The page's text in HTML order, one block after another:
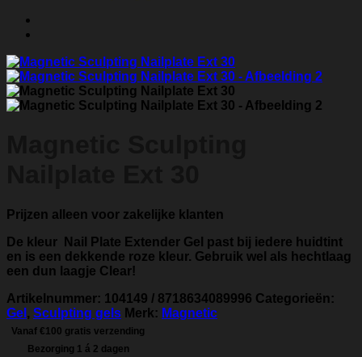
Prijzen alleen voor zakelijke klanten
De kleur
Nail Plate Extender Gel past bij iedere huidtint
en is een dekkende roze kleur. Gebruik wel als hechtlaag
een dun laagje Clear!
Artikelnummer: 104149 / 8718634089996 Categorieën:
Gel , Sculpting gels Merk: Magnetic
Vanaf €100 gratis verzending
Bezorging 1 á 2 dagen